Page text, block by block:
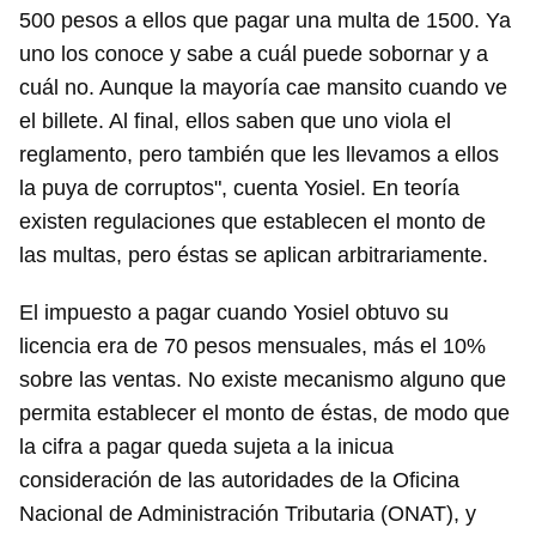
500 pesos a ellos que pagar una multa de 1500. Ya
uno los conoce y sabe a cuál puede sobornar y a
cuál no. Aunque la mayoría cae mansito cuando ve
el billete. Al final, ellos saben que uno viola el
reglamento, pero también que les llevamos a ellos
la puya de corruptos", cuenta Yosiel. En teoría
existen regulaciones que establecen el monto de
las multas, pero éstas se aplican arbitrariamente.
El impuesto a pagar cuando Yosiel obtuvo su
licencia era de 70 pesos mensuales, más el 10%
sobre las ventas. No existe mecanismo alguno que
permita establecer el monto de éstas, de modo que
la cifra a pagar queda sujeta a la inicua
consideración de las autoridades de la Oficina
Nacional de Administración Tributaria (ONAT), y